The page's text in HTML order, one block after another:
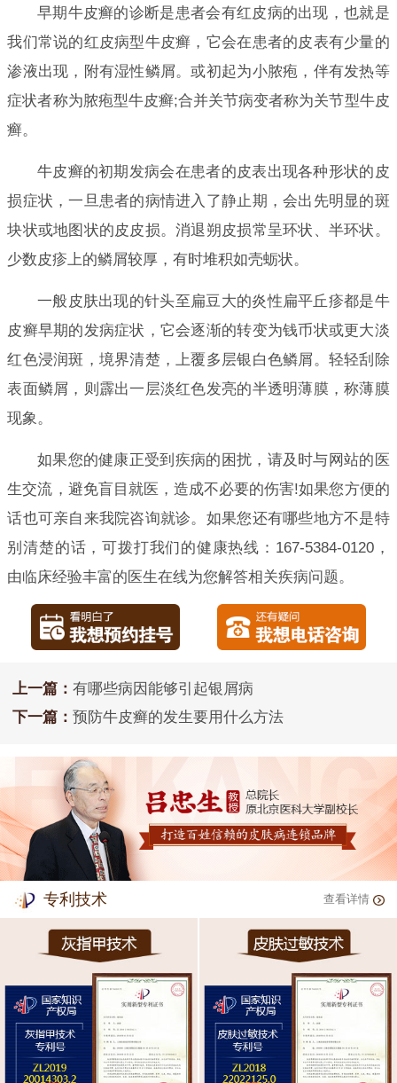
早期牛皮癣的诊断是患者会有红皮病的出现，也就是
我们常说的红皮病型牛皮癣，它会在患者的皮表有少量的
渗液出现，附有湿性鳞屑。或初起为小脓疱，伴有发热等
症状者称为脓疱型牛皮癣;合并关节病变者称为关节型牛皮
癣。
牛皮癣的初期发病会在患者的皮表出现各种形状的皮
损症状，一旦患者的病情进入了静止期，会出先明显的斑
块状或地图状的皮皮损。消退朔皮损常呈环状、半环状。
少数皮疹上的鳞屑较厚，有时堆积如壳蛎状。
一般皮肤出现的针头至扁豆大的炎性扁平丘疹都是牛
皮癣早期的发病症状，它会逐渐的转变为钱币状或更大淡
红色浸润斑，境界清楚，上覆多层银白色鳞屑。轻轻刮除
表面鳞屑，则霹出一层淡红色发亮的半透明薄膜，称薄膜
现象。
如果您的健康正受到疾病的困扰，请及时与网站的医
生交流，避免盲目就医，造成不必要的伤害!如果您方便的
话也可亲自来我院咨询就诊。如果您还有哪些地方不是特
别清楚的话，可拨打我们的健康热线：167-5384-0120，
由临床经验丰富的医生在线为您解答相关疾病问题。
上一篇： 有哪些病因能够引起银屑病
下一篇： 预防牛皮癣的发生要用什么方法
专利技术 查看详情